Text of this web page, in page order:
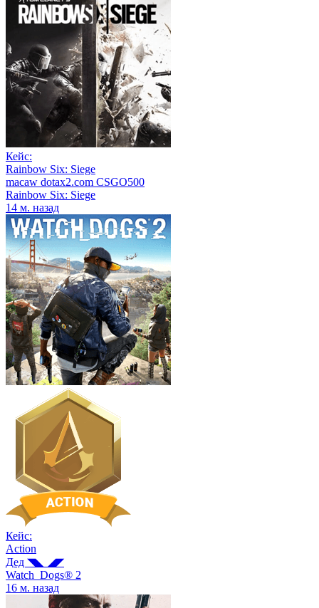
Кейс:
Rainbow Six: Siege
macaw dotax2.com CSGO500
Rainbow Six: Siege
14 м. назад
Кейс:
Action
Дед ◥◣ ◢◤
Watch_Dogs® 2
16 м. назад